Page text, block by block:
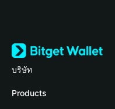
บริษัท
เกี่ยวกับ Bitget Wallet
Products